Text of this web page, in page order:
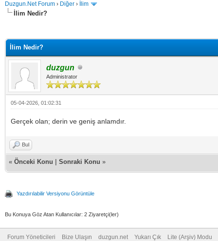
Duzgun.Net Forum › Diğer › İlim
İlim Nedir?
İlim Nedir?
duzgun
Administrator
05-04-2026, 01:02:31
Gerçek olan; derin ve geniş anlamdır.
Bul
« Önceki Konu Sonraki Konu »
Yazdırılabilir Versiyonu Görüntüle
Bu Konuya Göz Atan Kullanıcılar: 2 Ziyaretçi(ler)
Forum Yöneticileri Bize Ulaşın duzgun.net Yukarı Çık Lite (Arşiv) Modu